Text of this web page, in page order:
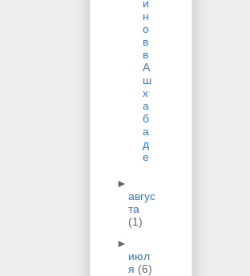
и
н
о
в
в
А
ш
х
а
б
а
д
е
►
авгус
та
(1)
►
июл
я (6)